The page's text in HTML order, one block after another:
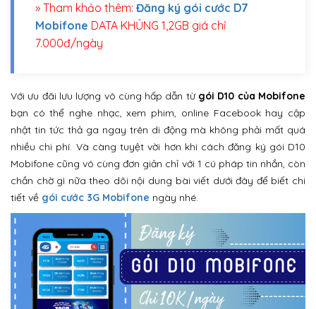
» Tham khảo thêm: Đăng ký gói cước D7
Mobifone DATA KHỦNG 1,2GB giá chỉ
7.000đ/ngày
Với ưu đãi lưu lượng vô cùng hấp dẫn từ gói D10 của Mobifone
bạn có thể nghe nhạc, xem phim, online Facebook hay cập
nhật tin tức thả ga ngay trên di động mà không phải mất quá
nhiều chi phí. Và càng tuyệt vời hơn khi cách đăng ký gói D10
Mobifone cũng vô cùng đơn giản chỉ với 1 cú pháp tin nhắn, còn
chần chờ gì nữa theo dõi nội dung bài viết dưới đây để biết chi
tiết về gói cước 3G Mobifone ngày nhé.